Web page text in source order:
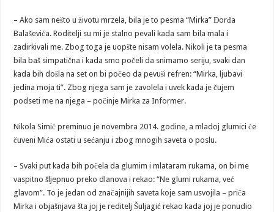
– Ako sam nešto u životu mrzela, bila je to pesma “Mirka” Đorđa
Balaševića. Roditelji su mi je stalno pevali kada sam bila mala i
zadirkivali me. Zbog toga je uopšte nisam volela. Nikoli je ta pesma
bila baš simpatična i kada smo počeli da snimamo seriju, svaki dan
kada bih došla na set on bi počeo da pevuši refren: “Mirka, ljubavi
jedina moja ti”. Zbog njega sam je zavolela i uvek kada je čujem
podseti me na njega – počinje Mirka za Informer.
Nikola Simić preminuo je novembra 2014. godine, a mladoj glumici će
čuveni Mića ostati u sećanju i zbog mnogih saveta o poslu.
– Svaki put kada bih počela da glumim i mlataram rukama, on bi me
vaspitno šljepnuo preko dlanova i rekao: “Ne glumi rukama, već
glavom”. To je jedan od značajnijih saveta koje sam usvojila – priča
Mirka i objašnjava šta joj je reditelj Šuljagić rekao kada joj je ponudio